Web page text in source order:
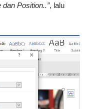
dan Position..”, lalu